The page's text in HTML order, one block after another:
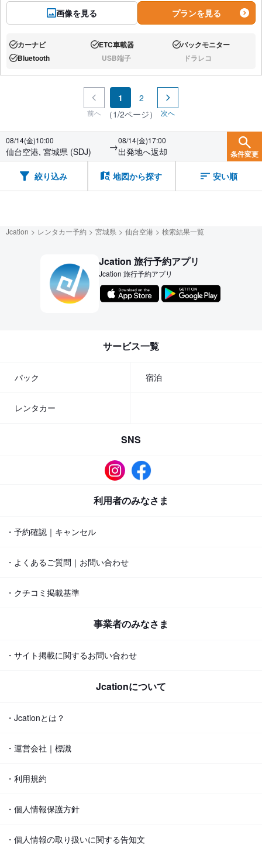
画像を見る プランを見る
あり:カーナビ あり:ETC車載器 あり:バックモニター
あり:Bluetooth なし:USB端子 なし:ドラレコ
前へ
1
2
（1/2ページ）
次へ
08/14(金)10:00
仙台空港, 宮城県 (SDJ) →08/14(金)17:00
出発地へ返却 条件変更
絞り込み 地図から探す 安い順
Jcation レンタカー予約 宮城県 仙台空港 検索結果一覧
Jcation 旅行予約アプリ
Jcation 旅行予約アプリ
サービス一覧
パック 宿泊
レンタカー
SNS
利用者のみなさま
・予約確認｜キャンセル
・よくあるご質問｜お問い合わせ
・クチコミ掲載基準
事業者のみなさま
・サイト掲載に関するお問い合わせ
Jcationについて
・Jcationとは？
・運営会社｜標識
・利用規約
・個人情報保護方針
・個人情報の取り扱いに関する告知文